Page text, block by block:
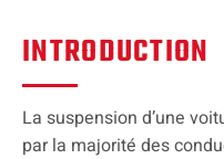
INTRODUCTION
La suspension d’une
par la majorité des